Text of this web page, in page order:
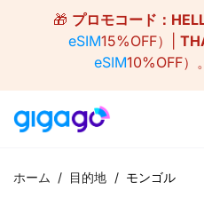
🎁 プロモコード：
eSIM15%OFF）|
eSIM10%OFF）。
ホーム / 目的地 / モンゴル